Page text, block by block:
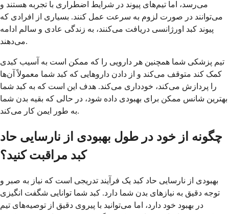
می‌رسد، اما تیم‌های پیوند در شرایط اضطراری با تجربه هستند و
می‌توانند در صورت لزوم به سرعت عمل کنند. بسیاری از افرادی که
پیوند کبد اورژانسی دریافت می‌کنند، به زندگی عادی و سالم ادامه
می‌دهند.
تیم پزشکی شما همچنین هر دارویی را که ممکن است به آسیب کبدی
کمک کند متوقف می‌کند و از دادن داروهایی که کبد شما معمولاً آن‌ها
را پردازش می‌کند، خودداری می‌کند. هدف این است که به کبد شما
بهترین شانس ممکن برای بهبودی داده شود، در حالی که بقیه بدن شما
به طور ایمن کار می‌کند.
چگونه از خود در طول بهبودی از نارسایی حاد
کبد مراقبت کنید؟
بهبودی از نارسایی حاد کبد یک فرآیند تدریجی است که نیاز به صبر و
توجه دقیق به نیازهای بدن شما دارد. کبد شما توانایی شگفت انگیزی
در بهبود خود دارد، اما می‌توانید با پیروی دقیق از توصیه‌های تیم